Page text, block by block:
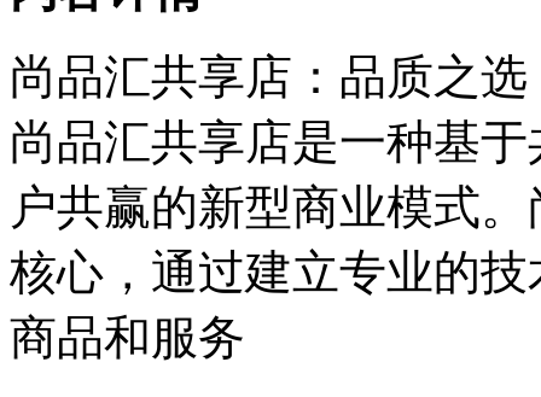
尚品汇共享店：品质之
尚品汇共享店是一种基
户共赢的新型商业模式
核心，通过建立专业的
商品和服务